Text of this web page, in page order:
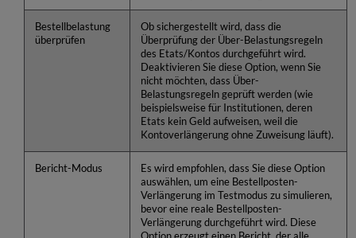
Bestellbelastung
überprüfen
Ob sichergestellt wird, dass die
Überprüfung der Über-Belastungsregeln
des Etats/Kontos durchgeführt wird.
Deaktivieren Sie diese Option, wenn Sie
nicht möchten, dass Über-
Belastungsregeln geprüft werden (wie
beispielsweise für Institutionen, deren
Etats kein Geld aufweisen, weil die
Kontoverlängerung ohne Zuweisung läuft).
Bericht-Modus
Es wird empfohlen, dass Sie diese Option
auswählen, um eine Bestellposten-
Verlängerung im Testmodus zu simulieren,
bevor eine reale Bestellposten-
Verlängerung durchgeführt wird. Diese